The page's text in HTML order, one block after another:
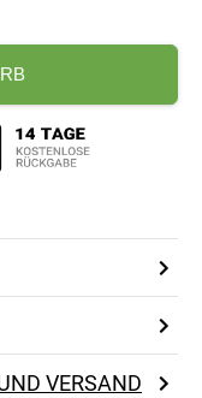
VERSAND